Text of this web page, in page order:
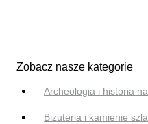
Zobacz nasze kategorie
Archeologia i historia
Biżuteria i kamienie